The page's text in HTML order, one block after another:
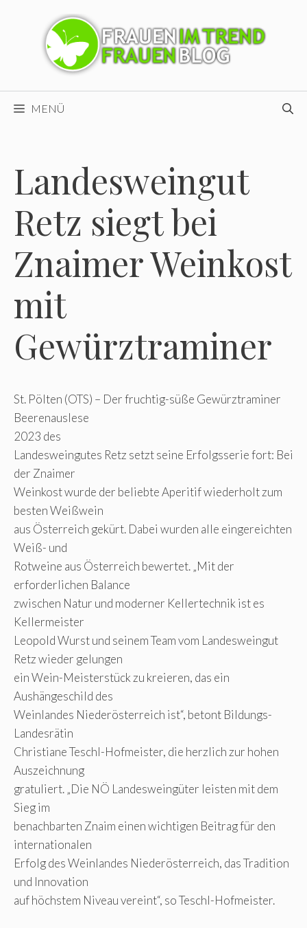
MENÜ
Landesweingut
Retz siegt bei
Znaimer Weinkost
mit
Gewürztraminer
St. Pölten (OTS) – Der fruchtig-süße Gewürztraminer
Beerenauslese
2023 des
Landesweingutes Retz setzt seine Erfolgsserie fort: Bei
der Znaimer
Weinkost wurde der beliebte Aperitif wiederholt zum
besten Weißwein
aus Österreich gekürt. Dabei wurden alle eingereichten
Weiß- und
Rotweine aus Österreich bewertet. „Mit der
erforderlichen Balance
zwischen Natur und moderner Kellertechnik ist es
Kellermeister
Leopold Wurst und seinem Team vom Landesweingut
Retz wieder gelungen
ein Wein-Meisterstück zu kreieren, das ein
Aushängeschild des
Weinlandes Niederösterreich ist“, betont Bildungs-
Landesrätin
Christiane Teschl-Hofmeister, die herzlich zur hohen
Auszeichnung
gratuliert. „Die NÖ Landesweingüter leisten mit dem
Sieg im
benachbarten Znaim einen wichtigen Beitrag für den
internationalen
Erfolg des Weinlandes Niederösterreich, das Tradition
und Innovation
auf höchstem Niveau vereint“, so Teschl-Hofmeister.